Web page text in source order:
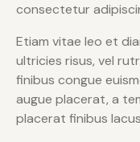
consectetur
Etiam vitae leo et
ultricies risus, vel
finibus congue
augue placerat, a
placerat finibus